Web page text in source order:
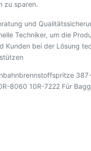
zu sparen.
und
Techniker, um die
Kunden bei der Lösung